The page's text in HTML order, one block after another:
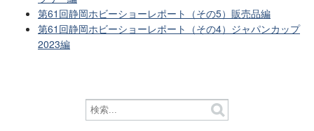
第61回静岡ホビーショーレポート（その5）販売品編
第61回静岡ホビーショーレポート（その4）ジャパンカップ
2023編